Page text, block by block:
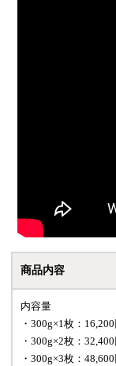
商品内容
内容量
・300g×1枚：16,200
・300g×2枚：32,400
・300g×3枚：48,600